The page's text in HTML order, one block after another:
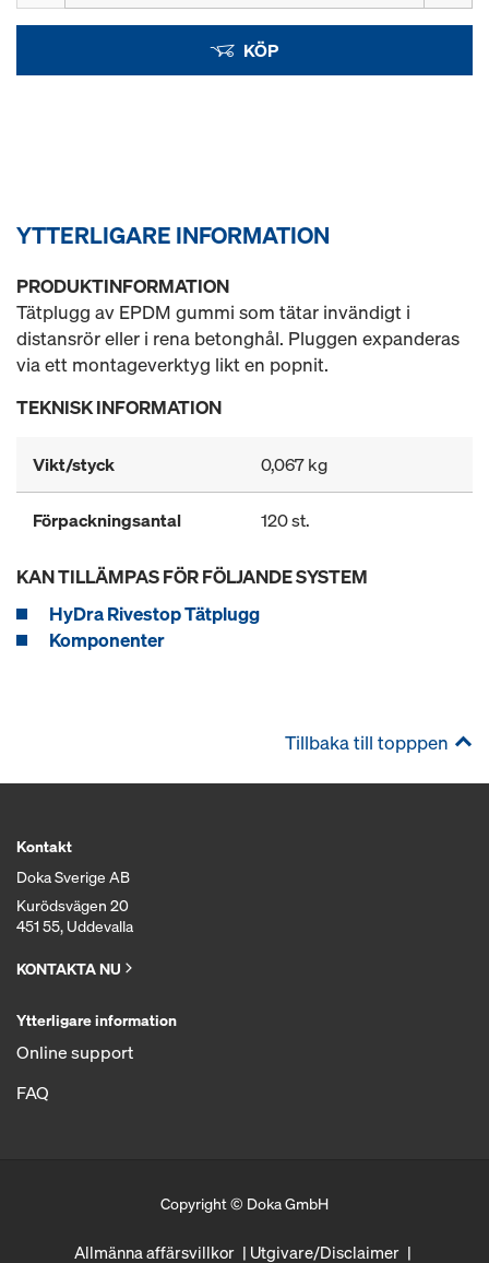
KÖP
YTTERLIGARE INFORMATION
PRODUKTINFORMATION
Tätplugg av EPDM gummi som tätar invändigt i
distansrör eller i rena betonghål. Pluggen expanderas
via ett montageverktyg likt en popnit.
TEKNISK INFORMATION
Vikt/styck 0,067 kg
Förpackningsantal 120 st.
KAN TILLÄMPAS FÖR FÖLJANDE SYSTEM
HyDra Rivestop Tätplugg
Komponenter
Tillbaka till topppen
Kontakt
Doka Sverige AB
Kurödsvägen 20
451 55, Uddevalla
KONTAKTA NU
Ytterligare information
Online support
FAQ
Copyright © Doka GmbH
Allmänna affärsvillkor Utgivare/Disclaimer